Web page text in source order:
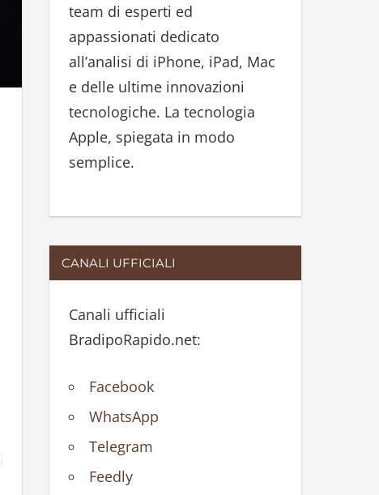
:
team di esperti ed
appassionati dedicato
all’analisi di iPhone, iPad, Mac
e delle ultime innovazioni
tecnologiche. La tecnologia
Apple, spiegata in modo
semplice.
CANALI UFFICIALI
Canali ufficiali
BradipoRapido.net:
Facebook
WhatsApp
Telegram
Feedly